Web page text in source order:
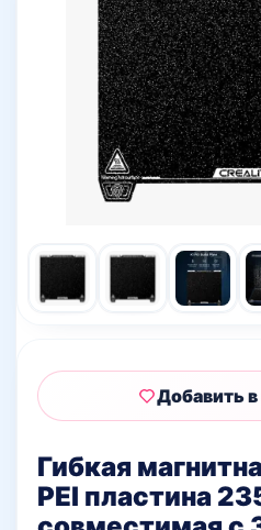
Гибкая
PEI пластина
Добавить